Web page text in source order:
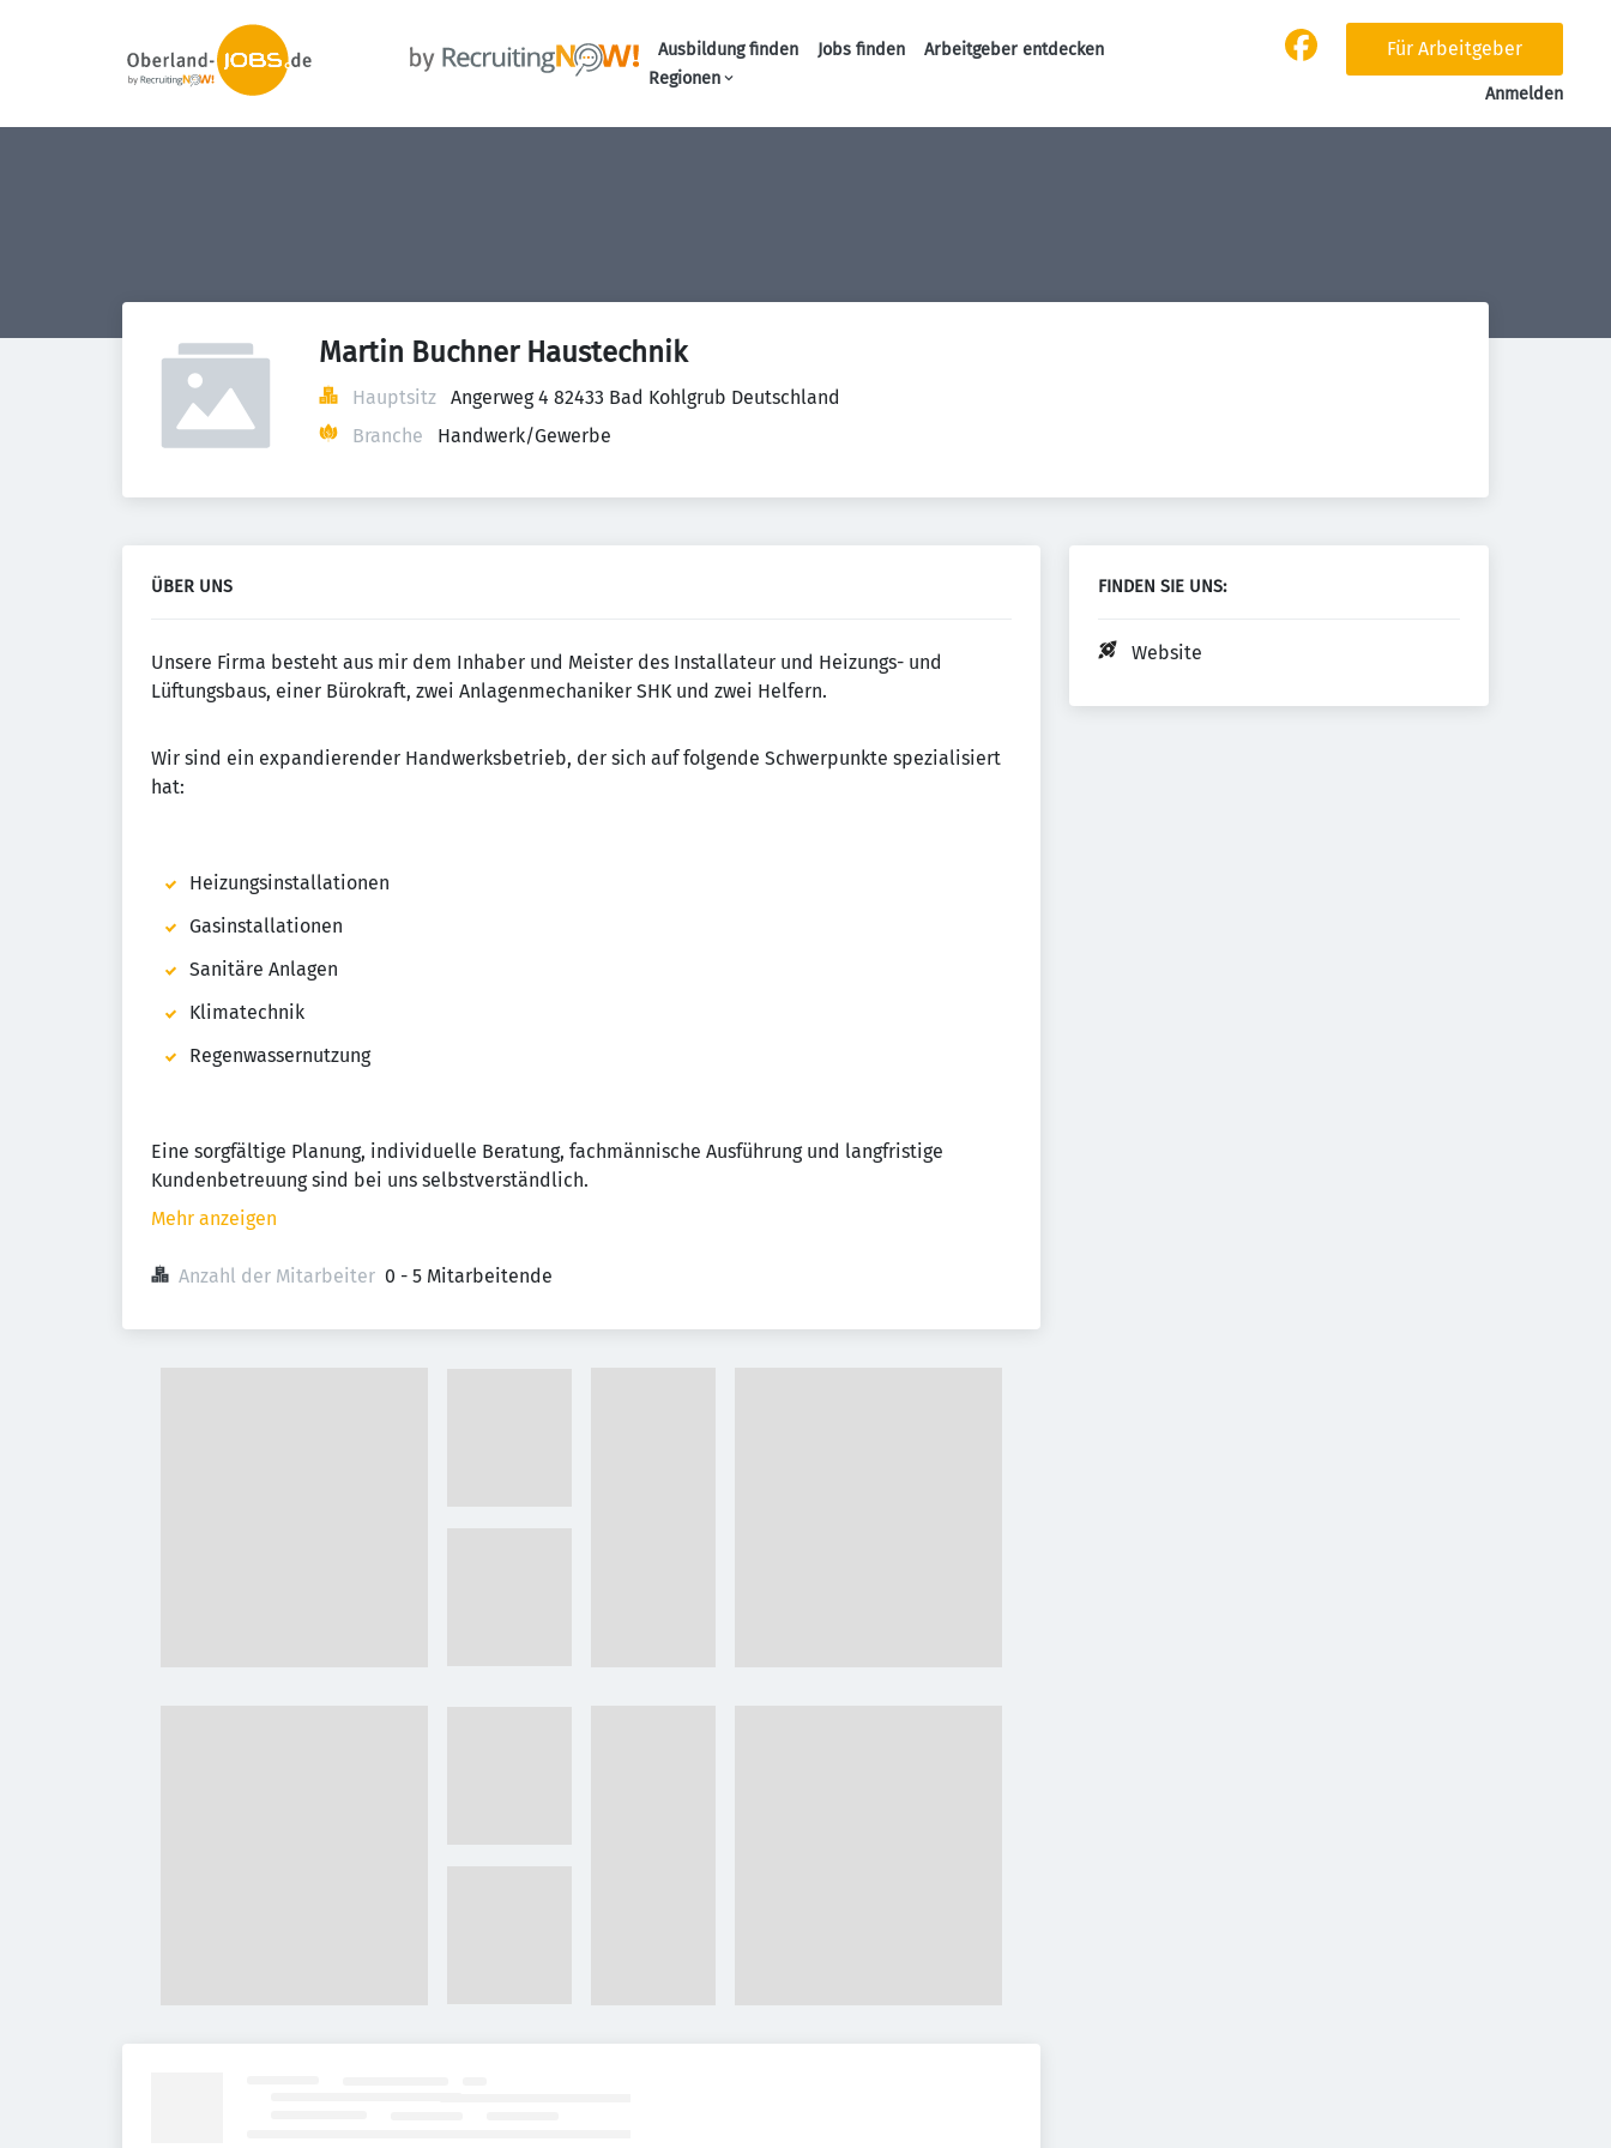
Ausbildung finden Jobs finden
Arbeitgeber entdecken
Regionen
Für Arbeitgeber
Anmelden
Martin Buchner Haustechnik
Hauptsitz
Angerweg 4 82433 Bad Kohlgrub Deutschland
Branche
Handwerk/Gewerbe
ÜBER UNS
Unsere Firma besteht aus mir dem Inhaber und Meister des Installateur und Heizungs- und
Lüftungsbaus, einer Bürokraft, zwei Anlagenmechaniker SHK und zwei Helfern.
Wir sind ein expandierender Handwerksbetrieb, der sich auf folgende Schwerpunkte spezialisiert
hat:
Heizungsinstallationen
Gasinstallationen
Sanitäre Anlagen
Klimatechnik
Regenwassernutzung
Eine sorgfältige Planung, individuelle Beratung, fachmännische Ausführung und langfristige
Kundenbetreuung sind bei uns selbstverständlich.
Mehr anzeigen
Anzahl der Mitarbeiter 0 - 5 Mitarbeitende
FINDEN SIE UNS:
Website